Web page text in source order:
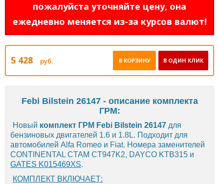
пожалуйста уточняйте цену, она
ежедневно меняется из-за курсов валют!
5 428 руб. В ОДИН КЛИК
В КОРЗИНУ
Febi Bilstein 26147 - описание комплекта
ГРМ:
Новый комплект ГРМ Febi Bilstein 26147 для
бензиновых двигателей 1.6 и 1.8L. Подходит для
автомобилей Alfa Romeo и Fiat. Номера заменителей
CONTINENTAL CTAM CT947K2, DAYCO KTB315 и
GATES K015469XS.
КОМПЛЕКТ ВКЛЮЧАЕТ: